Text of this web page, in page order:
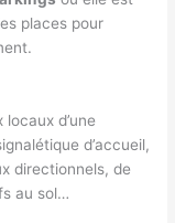
places pour
d’une
d’accueil,
directionnels, de
au sol…